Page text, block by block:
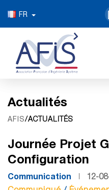
FR
Actualités
AFIS/ACTUALITÉS
Journée Projet
Configuration
Communication
12-